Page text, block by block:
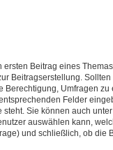
Beitrag eines
Beitragserstellung.
Umfragen
Felder
Sie können auch
auswählen kann,
und schließlich, ob die